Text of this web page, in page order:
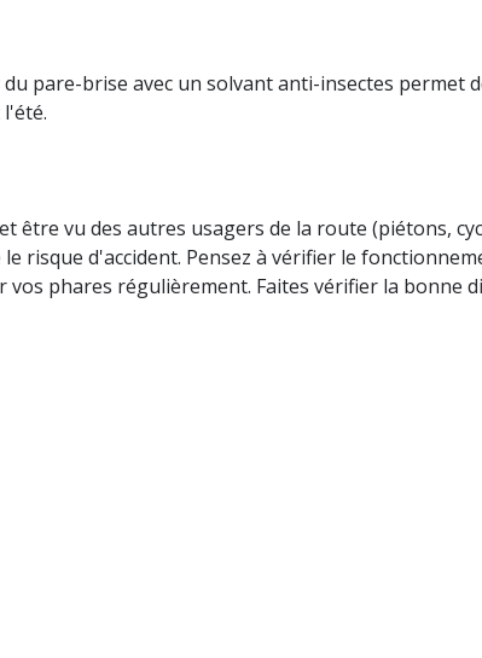
pare-brise avec un solvant anti-insectes permet
être vu des autres usagers de la route (piétons,
risque d'accident. Pensez à vérifier le
vos phares régulièrement. Faites vérifier la bonne